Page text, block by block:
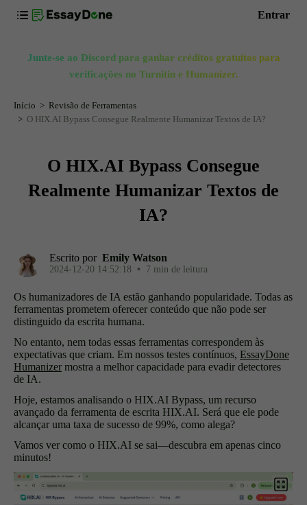
Entrar
Junte-se ao Discord para ganhar créditos gratuitos para
verificações no Turnitin e Humanizer.
Início
Revisão de Ferramentas
O HIX.AI Bypass Consegue Realmente Humanizar Textos de IA?
O HIX.AI Bypass Consegue
Realmente Humanizar Textos de
IA?
Escrito por Emily Watson
2024-12-20 14:52:18 • 7 min de leitura
Os humanizadores de IA estão ganhando popularidade. Todas as
ferramentas prometem oferecer conteúdo que não pode ser
distinguido da escrita humana.
No entanto, nem todas essas ferramentas correspondem às
expectativas que criam. Em nossos testes contínuos, EssayDone
Humanizer mostra a melhor capacidade para evadir detectores
de IA.
Hoje, estamos analisando o HIX.AI Bypass, um recurso
avançado da ferramenta de escrita HIX.AI. Será que ele pode
alcançar uma taxa de sucesso de 99%, como alega?
Vamos ver como o HIX.AI se sai—descubra em apenas cinco
minutos!